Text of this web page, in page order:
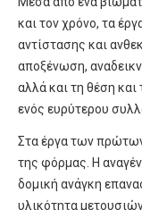
και τον χρόνο, τα
αντίστασης και
αποξένωση,
αλλά και τη θέση
ενός ευρύτερου
Στα έργα των
της φόρμας. Η
δομική ανάγκη
υλικότητα